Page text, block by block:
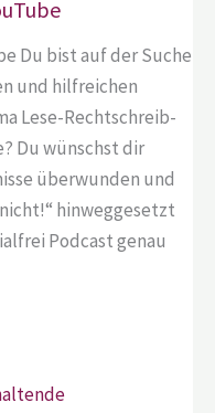
Du bist auf der Suche
und hilfreichen
Lese-Rechtschreib-
Du wünschst dir
überwunden und
hinweggesetzt
Podcast genau